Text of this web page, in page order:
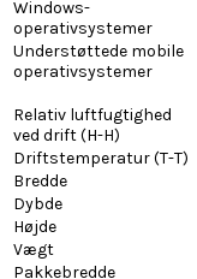
Windows-
operativsystemer
Understøttede mobile
operativsystemer
Relativ luftfugtighed
ved drift (H-H)
Driftstemperatur (T-T)
Bredde
Dybde
Højde
Vægt
Pakkebredde